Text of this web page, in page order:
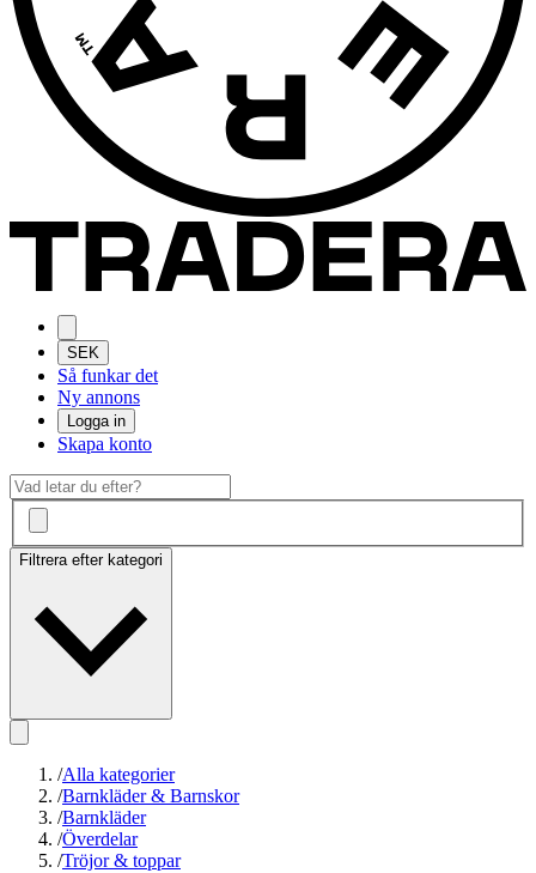
SEK
Så funkar det
Ny annons
Logga in
Skapa konto
Filtrera efter kategori
/Alla kategorier
/Barnkläder & Barnskor
/Barnkläder
/Överdelar
/Tröjor & toppar